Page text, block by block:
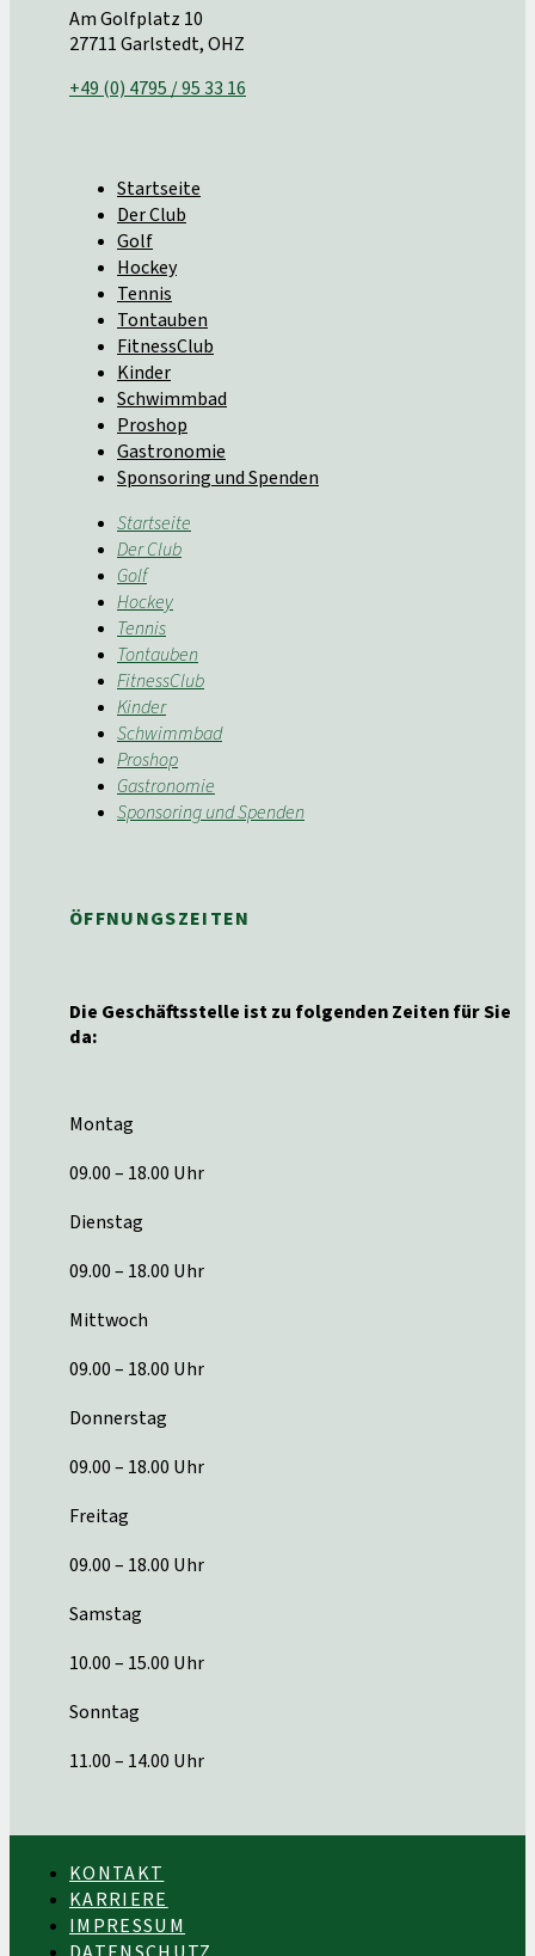
Am Golfplatz 10
27711 Garlstedt, OHZ
+49 (0) 4795 / 95 33 16
Startseite
Der Club
Golf
Hockey
Tennis
Tontauben
FitnessClub
Kinder
Schwimmbad
Proshop
Gastronomie
Sponsoring und Spenden
Startseite
Der Club
Golf
Hockey
Tennis
Tontauben
FitnessClub
Kinder
Schwimmbad
Proshop
Gastronomie
Sponsoring und Spenden
ÖFFNUNGSZEITEN
Die Geschäftsstelle ist zu folgenden Zeiten für Sie
da:
Montag
09.00 – 18.00 Uhr
Dienstag
09.00 – 18.00 Uhr
Mittwoch
09.00 – 18.00 Uhr
Donnerstag
09.00 – 18.00 Uhr
Freitag
09.00 – 18.00 Uhr
Samstag
10.00 – 15.00 Uhr
Sonntag
11.00 – 14.00 Uhr
KONTAKT
KARRIERE
IMPRESSUM